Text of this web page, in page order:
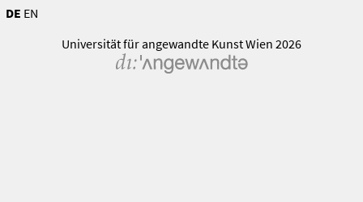
DE EN
Universität für angewandte Kunst Wien 2026